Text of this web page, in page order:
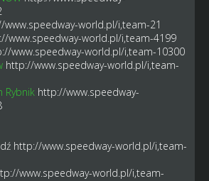
www.speedway-world.pl/i,team-21
www.speedway-world.pl/i,team-4199
www.speedway-world.pl/i,team-10300
http://www.speedway-world.pl/i,team-
Rybnik http://www.speedway-
http://www.speedway-world.pl/i,team-
www.speedway-world.pl/i,team-